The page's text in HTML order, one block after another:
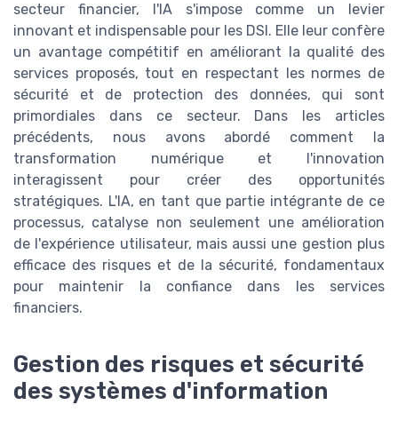
secteur financier, l'IA s'impose comme un levier
innovant et indispensable pour les DSI. Elle leur confère
un avantage compétitif en améliorant la qualité des
services proposés, tout en respectant les normes de
sécurité et de protection des données, qui sont
primordiales dans ce secteur. Dans les articles
précédents, nous avons abordé comment la
transformation numérique et l'innovation
interagissent pour créer des opportunités
stratégiques. L'IA, en tant que partie intégrante de ce
processus, catalyse non seulement une amélioration
de l'expérience utilisateur, mais aussi une gestion plus
efficace des risques et de la sécurité, fondamentaux
pour maintenir la confiance dans les services
financiers.
Gestion des risques et sécurité
des systèmes d'information